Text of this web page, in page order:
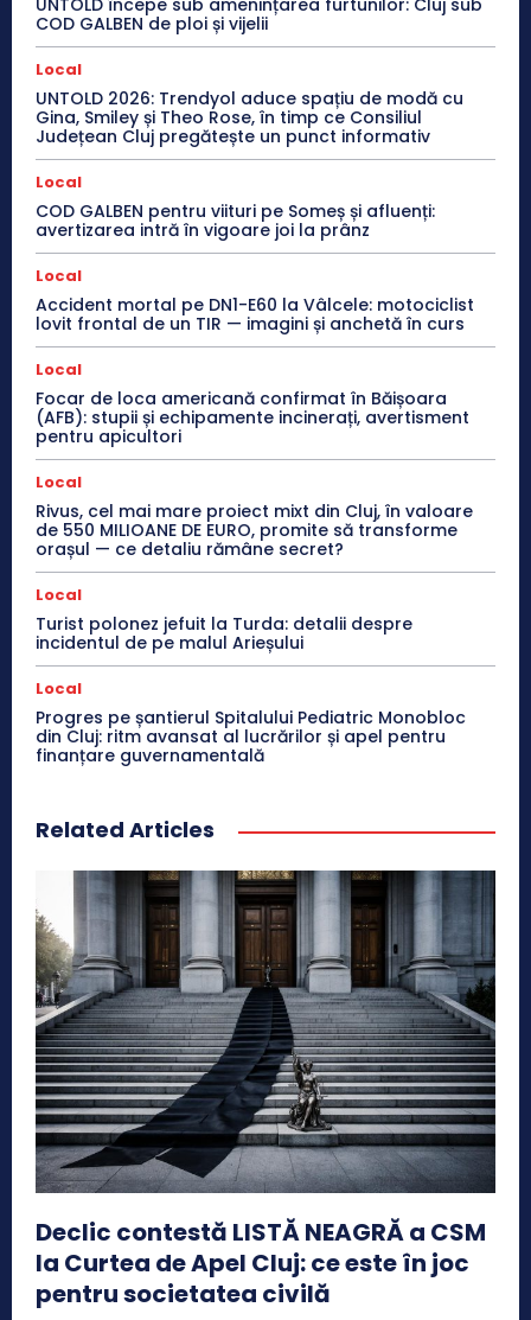
UNTOLD începe sub amenințarea furtunilor: Cluj sub
COD GALBEN de ploi și vijelii
Local
UNTOLD 2026: Trendyol aduce spațiu de modă cu
Gina, Smiley și Theo Rose, în timp ce Consiliul
Județean Cluj pregătește un punct informativ
Local
COD GALBEN pentru viituri pe Someș și afluenți:
avertizarea intră în vigoare joi la prânz
Local
Accident mortal pe DN1-E60 la Vâlcele: motociclist
lovit frontal de un TIR — imagini și anchetă în curs
Local
Focar de loca americană confirmat în Băișoara
(AFB): stupii și echipamente incinerați, avertisment
pentru apicultori
Local
Rivus, cel mai mare proiect mixt din Cluj, în valoare
de 550 MILIOANE DE EURO, promite să transforme
orașul — ce detaliu rămâne secret?
Local
Turist polonez jefuit la Turda: detalii despre
incidentul de pe malul Arieșului
Local
Progres pe șantierul Spitalului Pediatric Monobloc
din Cluj: ritm avansat al lucrărilor și apel pentru
finanțare guvernamentală
Related Articles
Declic contestă LISTĂ NEAGRĂ a CSM
la Curtea de Apel Cluj: ce este în joc
pentru societatea civilă